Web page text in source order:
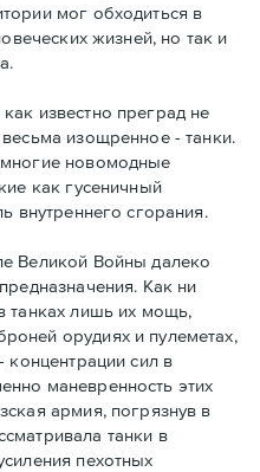
мог обходиться в
жизней, но так и
известно преград не
изощренное - танки.
новомодные
как гусеничный
внутреннего сгорания.
Великой Войны далеко
Как ни
танках лишь их мощь,
орудиях и пулеметах,
концентрации сил в
маневренность этих
армия, погрязнув в
танки в
пехотных